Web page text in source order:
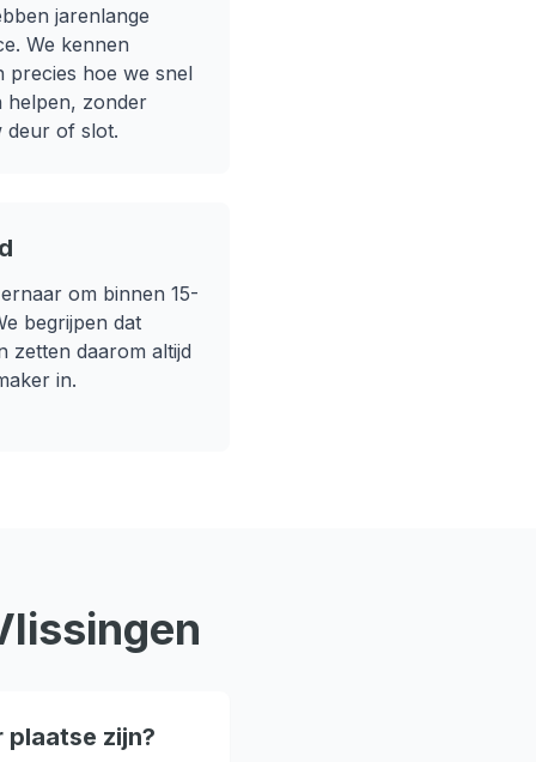
jarenlange
. We kennen
precies hoe we snel
helpen, zonder
deur of slot.
om binnen 15-
begrijpen dat
zetten daarom altijd
in.
plaatse zijn?